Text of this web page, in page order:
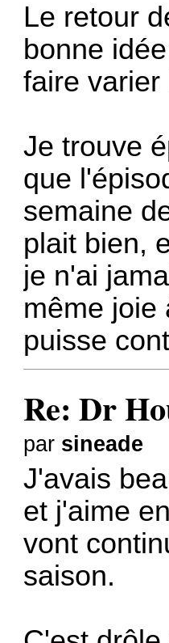
Le retour
bonne
faire
Je trouve
que
semaine
plait bien,
je n'ai
même joie
puisse
Re: Dr
par sineade
J'avais
et j'aime
vont
saison.